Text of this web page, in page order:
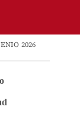
2026